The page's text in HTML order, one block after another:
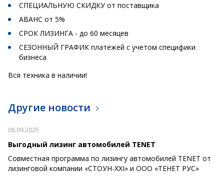
СПЕЦИАЛЬНУЮ СКИДКУ от поставщика
АВАНС от 5%
СРОК ЛИЗИНГА - до 60 месяцев
СЕЗОННЫЙ ГРАФИК платежей с учетом специфики
бизнеса
Вся техника в наличии!
Другие новости
08.09.2025
Выгодный лизинг автомобилей TENET
Совместная программа по лизингу автомобилей TENET от
лизинговой компании «СТОУН-XXI» и ООО «ТЕНЕТ РУС»